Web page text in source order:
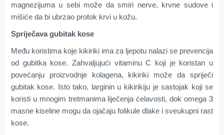
magnezijuma u sebi može da smiri nerve, krvne sudove i
mišiće da bi ubrzao protok krvi u kožu.
Spriječava gubitak kose
Među koristima koje kikiriki ima za ljepotu nalazi se prevencija
od gubitka kose. Zahvaljujući vitaminu C koji je koristan u
povećanju proizvodnje kolagena, kikiriki može da spriječi
gubitak kose. Isto tako, larginin u kikirikiju je sastojak koji se
koristi u mnogim tretmanima liječenja ćelavosti, dok omega 3
masne kiseline mogu da ojačaju folikule dlake i sveukupni rast
kose.